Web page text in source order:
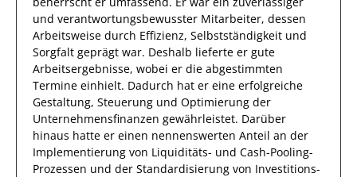
und verantwortungsbewusster Mitarbeiter, dessen
Arbeitsweise durch Effizienz, Selbstständigkeit und
Sorgfalt geprägt war. Deshalb lieferte er gute
Arbeitsergebnisse, wobei er die abgestimmten
Termine einhielt. Dadurch hat er eine erfolgreiche
Gestaltung, Steuerung und Optimierung der
Unternehmensfinanzen gewährleistet. Darüber
hinaus hatte er einen nennenswerten Anteil an der
Implementierung von Liquiditäts- und Cash-Pooling-
Prozessen und der Standardisierung von Investitions-